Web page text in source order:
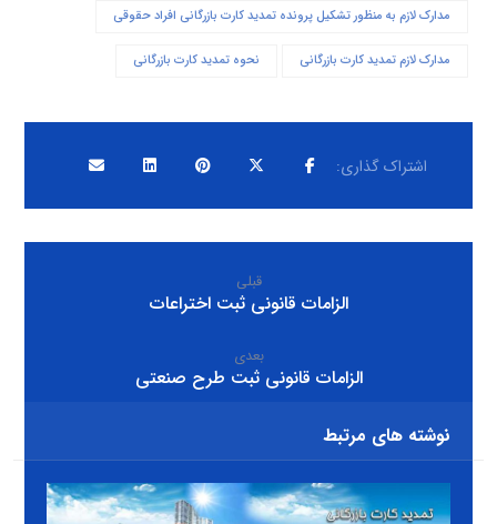
مدارک لازم به منظور تشکیل پرونده تمدید کارت بازرگانی افراد حقوقی
مدارک لازم تمدید کارت بازرگانی نحوه تمدید کارت بازرگانی
قبلی
الزامات قانونی ثبت اختراعات
بعدی
الزامات قانونی ثبت طرح صنعتی
نوشته های مرتبط